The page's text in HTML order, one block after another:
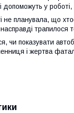
допоможуть у
не планувала, що
трапилося
чи показувати
і жертва